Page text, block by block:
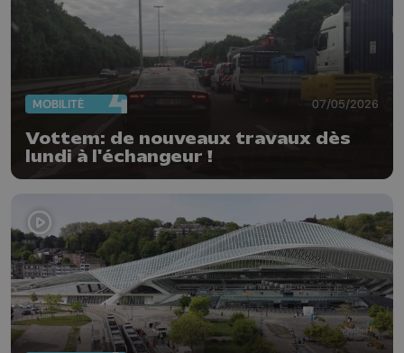
MOBILITÉ 07/05/2026
Vottem: de nouveaux travaux dès
lundi à l'échangeur !